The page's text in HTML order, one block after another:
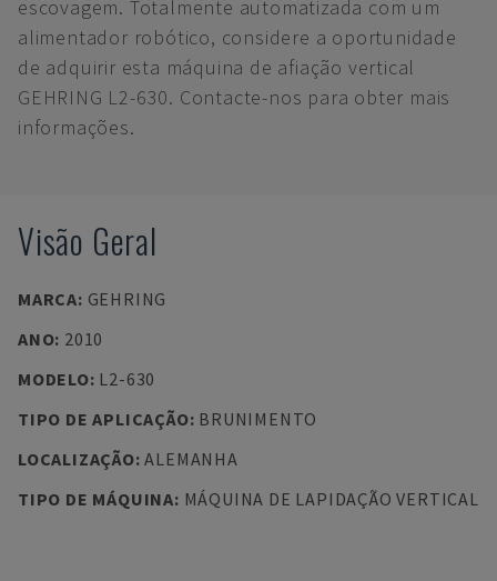
escovagem. Totalmente automatizada com um
alimentador robótico, considere a oportunidade
de adquirir esta máquina de afiação vertical
GEHRING L2-630. Contacte-nos para obter mais
informações.
Visão Geral
MARCA: GEHRING
ANO: 2010
MODELO: L2-630
TIPO DE APLICAÇÃO: BRUNIMENTO
LOCALIZAÇÃO:ALEMANHA
TIPO DE MÁQUINA: MÁQUINA DE LAPIDAÇÃO VERTICAL